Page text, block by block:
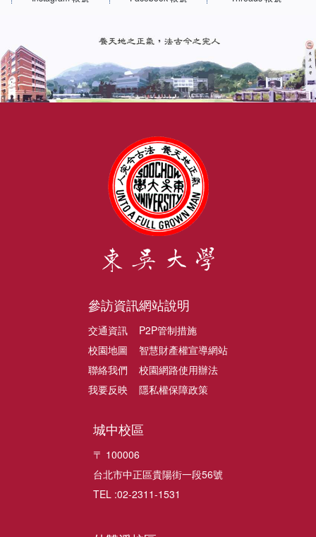
參訪資訊
交通資訊
校園地圖
聯絡我們
我要反映
網站說明
P2P管制措施
智慧財產權宣導網站
校園網路使用辦法
隱私權保障政策
城中校區
〒 100006
台北市中正區貴陽街一段56號
TEL :02-2311-1531